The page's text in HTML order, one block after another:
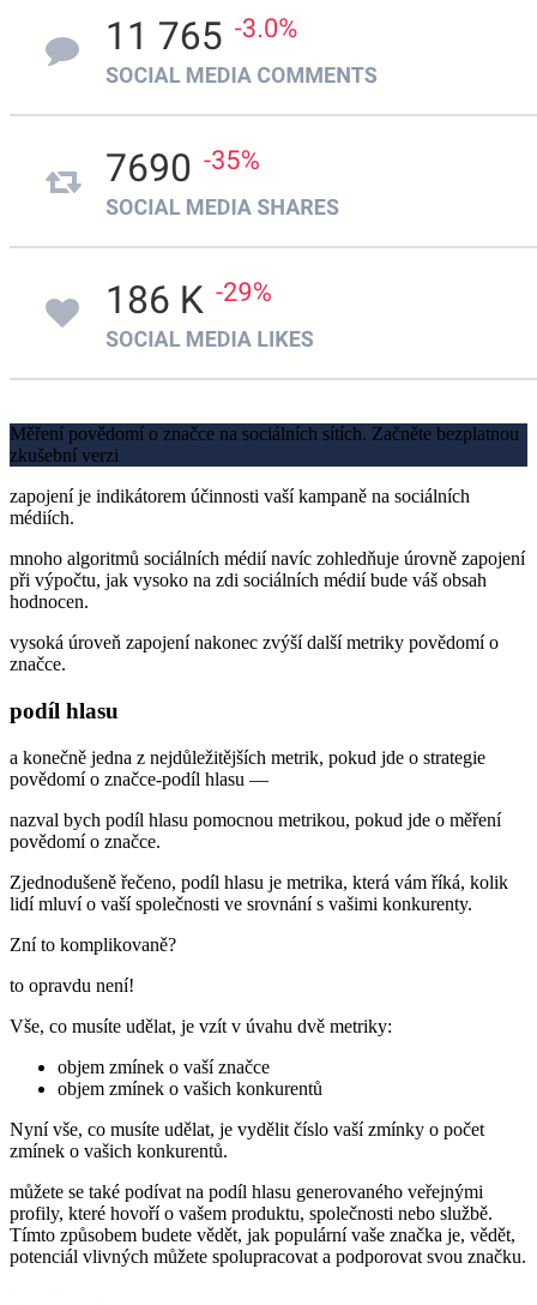
Měření povědomí o značce na sociálních sítích. Začněte bezplatnou
zkušební verzi
zapojení je indikátorem účinnosti vaší kampaně na sociálních
médiích.
mnoho algoritmů sociálních médií navíc zohledňuje úrovně zapojení
při výpočtu, jak vysoko na zdi sociálních médií bude váš obsah
hodnocen.
vysoká úroveň zapojení nakonec zvýší další metriky povědomí o
značce.
podíl hlasu
a konečně jedna z nejdůležitějších metrik, pokud jde o strategie
povědomí o značce-podíl hlasu —
nazval bych podíl hlasu pomocnou metrikou, pokud jde o měření
povědomí o značce.
Zjednodušeně řečeno, podíl hlasu je metrika, která vám říká, kolik
lidí mluví o vaší společnosti ve srovnání s vašimi konkurenty.
Zní to komplikovaně?
to opravdu není!
Vše, co musíte udělat, je vzít v úvahu dvě metriky:
objem zmínek o vaší značce
objem zmínek o vašich konkurentů
Nyní vše, co musíte udělat, je vydělit číslo vaší zmínky o počet
zmínek o vašich konkurentů.
můžete se také podívat na podíl hlasu generovaného veřejnými
profily, které hovoří o vašem produktu, společnosti nebo službě.
Tímto způsobem budete vědět, jak populární vaše značka je, vědět,
potenciál vlivných můžete spolupracovat a podporovat svou značku.